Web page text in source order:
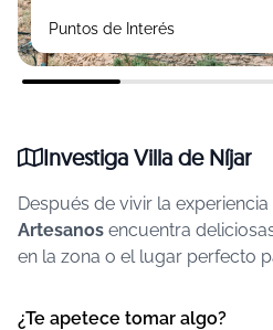
Puntos de Interés
Investiga Villa de Níjar
Después de vivir la experiencia
Artesanos encuentra
en la zona o el lugar perfecto
¿Te apetece tomar algo?